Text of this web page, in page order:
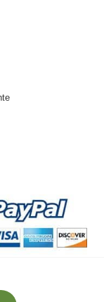
- sportstock.fr -